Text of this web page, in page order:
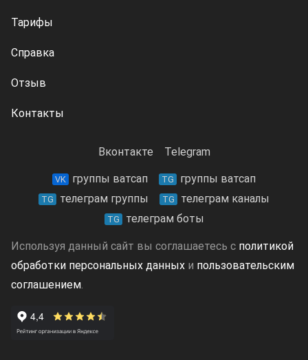
Тарифы
Справка
Отзыв
Контакты
Вконтакте Telegram
VK группы ватсап TG группы ватсап
TG телеграм группы TG телеграм каналы
TG телеграм боты
Используя данный сайт вы соглашаетесь с политикой
обработки персональных данных и пользовательским
соглашением.